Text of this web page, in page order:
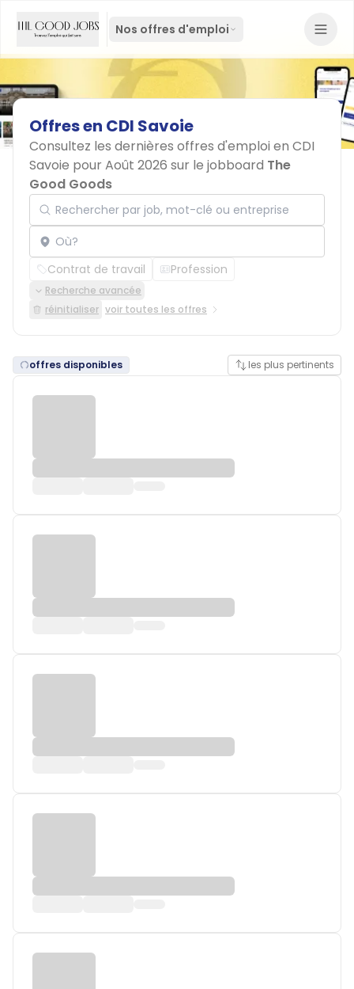
Nos offres d'emploi
Offresen CDI Savoie
Consultez les dernières offres d'emploi en CDI
Savoie pour Août 2026 sur le jobboard The
Good Goods
Rechercher par job, mot-clé ou entreprise
Localisation
Contrat de travail Profession
Recherche avancée
réinitialiser voir toutes les offres
offres disponibles les plus pertinents